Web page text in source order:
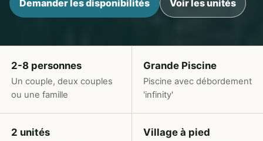
Demander les disponibilités Voir les unités
2-8 personnes
Un couple, deux couples
ou une famille
Grande Piscine
Piscine avec débordement
'infinity'
2 unités
Village à pied